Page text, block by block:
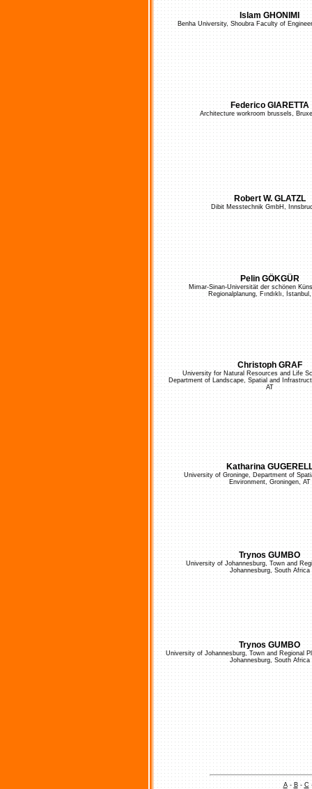
Islam GHONIMI
Benha University, Shoubra Faculty of
Federico GIARETTA
Architecture workroom brussels,
Robert W. GLATZL
Dibit Messtechnik GmbH,
Pelin GÖKGÜR
Mimar-Sinan-Universität der schönen
Regionalplanung, Fındıklı,
Christoph GRAF
University for Natural Resources and Life
Department of Landscape, Spatial and
AT
Katharina
University of Groninge, Department of
Environment, Groningen, AT
Trynos GUMBO
University of Johannesburg, Town and
Johannesburg, South Africa
Trynos GUMBO
University of Johannesburg, Town and Regional
Johannesburg, South Africa
A-B-C